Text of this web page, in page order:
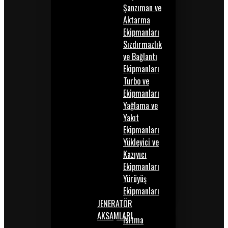
Şanzıman ve
Aktarma
Ekipmanları
Sızdırmazlık
ve Bağlantı
Ekipmanları
Turbo ve
Ekipmanları
Yağlama ve
Yakıt
Ekipmanları
Yükleyici ve
Kazıyıcı
Ekipmanları
Yürüyüş
Ekipmanları
JENERATÖR
AKSAMLARIIsıtma